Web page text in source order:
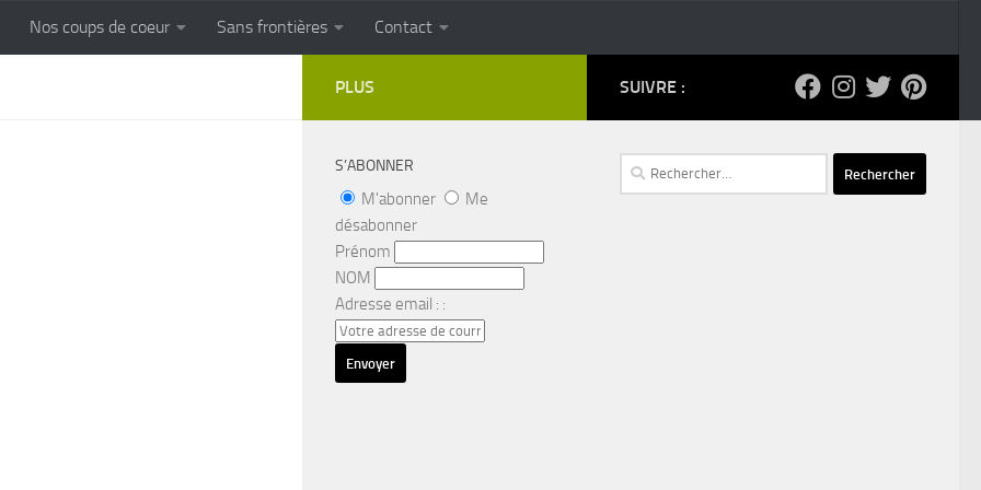
Cuisine populaire des terroirs
Nos coups de coeur Sans frontières Contact
SUIVRE :
Rechercher :
PLUS
S’ABONNER
M'abonner
Me
désabonner
Prénom
NOM
Adresse email : :